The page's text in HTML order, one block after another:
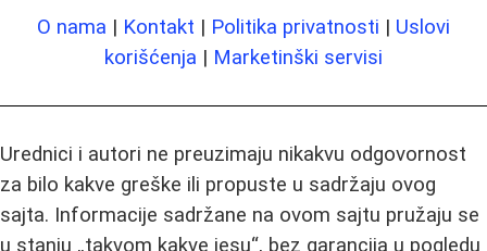
O nama | Kontakt | Politika privatnosti | Uslovi
korišćenja | Marketinški servisi
Urednici i autori ne preuzimaju nikakvu odgovornost
za bilo kakve greške ili propuste u sadržaju ovog
sajta. Informacije sadržane na ovom sajtu pružaju se
u stanju „takvom kakve jesu“, bez garancija u pogledu